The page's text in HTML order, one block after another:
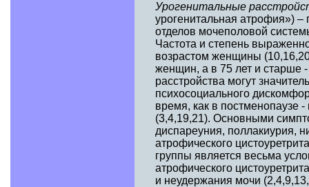
Урогенитальные
урогенитальная атрофия»)
отделов мочеполовой
Частота и степень
возрастом женщины
женщин, а в 75 лет и старше -
расстройства могут
психосоциального
время, как в постменопаузе -
(3,4,19,21). Основными
диспареуния, поллакиурия,
атрофического
группы является весьма
атрофического
и неудержания мочи